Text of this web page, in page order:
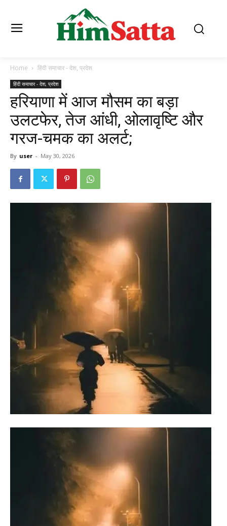
Home हिंदी समाचार - देश, प्रदेश
हिंदी समाचार - देश, प्रदेश
हरियाणा में आज मौसम का बड़ा
उलटफेर, तेज आंधी, ओलावृष्टि और
गरज-चमक का अलर्ट;
By user - May 30, 2026